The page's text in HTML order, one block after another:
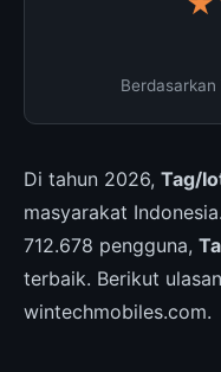
Di tahun 2026, Tag/
masyarakat
712.678 pengguna,
terbaik. Berikut
wintechmobiles.com.